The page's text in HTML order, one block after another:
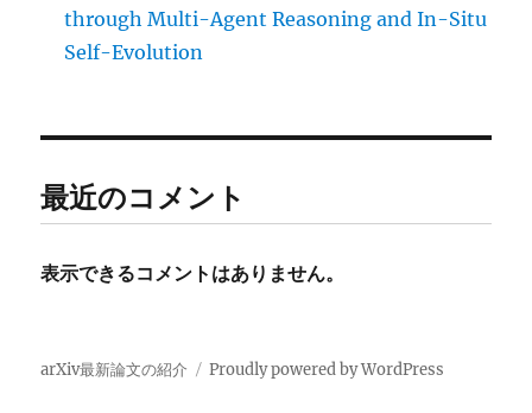
through Multi-Agent Reasoning and In-Situ
Self-Evolution
最近のコメント
表示できるコメントはありません。
arXiv最新論文の紹介 Proudly powered by WordPress